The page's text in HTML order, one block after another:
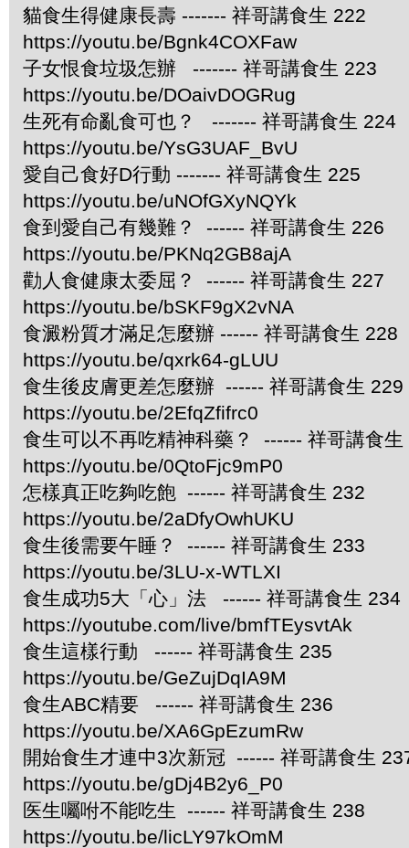
貓食生得健康長壽 ------- 祥哥講食生 222
https://youtu.be/Bgnk4COXFaw
子女恨食垃圾怎辦 ------- 祥哥講食生 223
https://youtu.be/DOaivDOGRug
生死有命亂食可也？ ------- 祥哥講食生 224
https://youtu.be/YsG3UAF_BvU
愛自己食好D行動 ------- 祥哥講食生 225
https://youtu.be/uNOfGXyNQYk
食到愛自己有幾難？ ------ 祥哥講食生 226
https://youtu.be/PKNq2GB8ajA
勸人食健康太委屈？ ------ 祥哥講食生 227
https://youtu.be/bSKF9gX2vNA
食澱粉質才滿足怎麼辦 ------ 祥哥講食生 228
https://youtu.be/qxrk64-gLUU
食生後皮膚更差怎麼辦 ------ 祥哥講食生 229
https://youtu.be/2EfqZfifrc0
食生可以不再吃精神科藥？ ------ 祥哥講食生
https://youtu.be/0QtoFjc9mP0
怎樣真正吃夠吃飽 ------ 祥哥講食生 232
https://youtu.be/2aDfyOwhUKU
食生後需要午睡？ ------ 祥哥講食生 233
https://youtu.be/3LU-x-WTLXI
食生成功5大「心」法 ------ 祥哥講食生 234
https://youtube.com/live/bmfTEysvtAk
食生這樣行動 ------ 祥哥講食生 235
https://youtu.be/GeZujDqIA9M
食生ABC精要 ------ 祥哥講食生 236
https://youtu.be/XA6GpEzumRw
開始食生才連中3次新冠 ------ 祥哥講食生
https://youtu.be/gDj4B2y6_P0
医生囑咐不能吃生 ------ 祥哥講食生 238
https://youtu.be/licLY97kOmM